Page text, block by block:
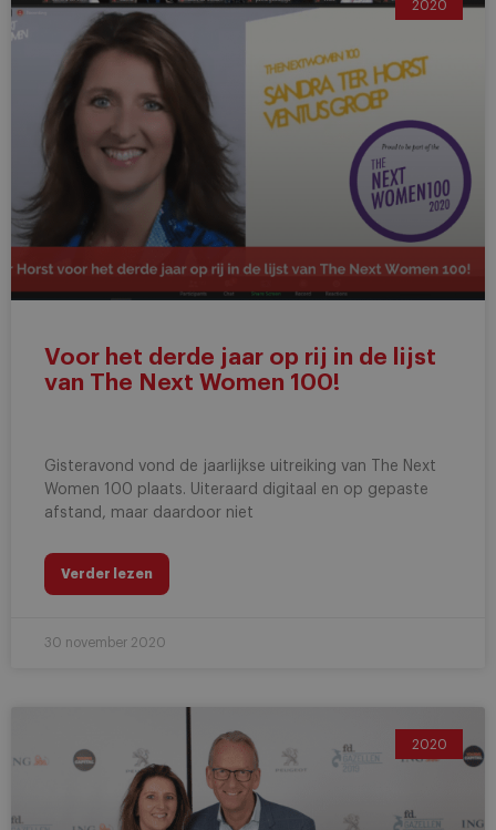
2020
Voor het derde jaar op rij in de lijst
van The Next Women 100!
Gisteravond vond de jaarlijkse uitreiking van The Next
Women 100 plaats. Uiteraard digitaal en op gepaste
afstand, maar daardoor niet
Verder lezen
30 november 2020
2020